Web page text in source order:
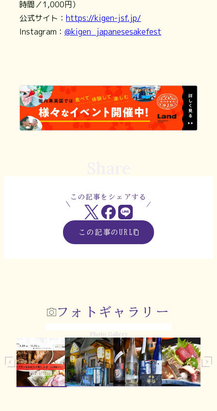
時間／1,000円）
公式サイト： https://kigen-jsf.jp/
Instagram： @kigen_japanesesakefest
この記事をシェアする
この記事のURL
フォトギャラリー
Photo Gallery